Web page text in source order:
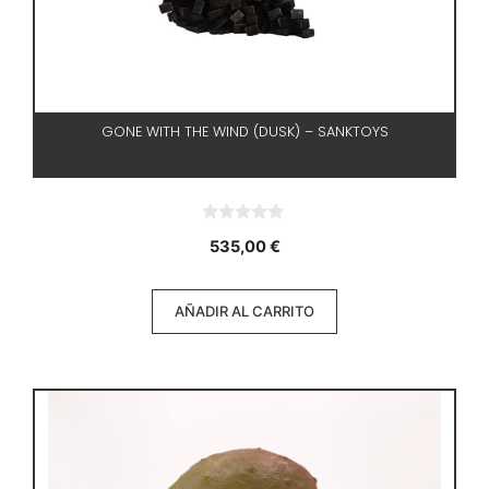
GONE WITH THE WIND (DUSK) – SANKTOYS
535,00€
AÑADIR AL CARRITO